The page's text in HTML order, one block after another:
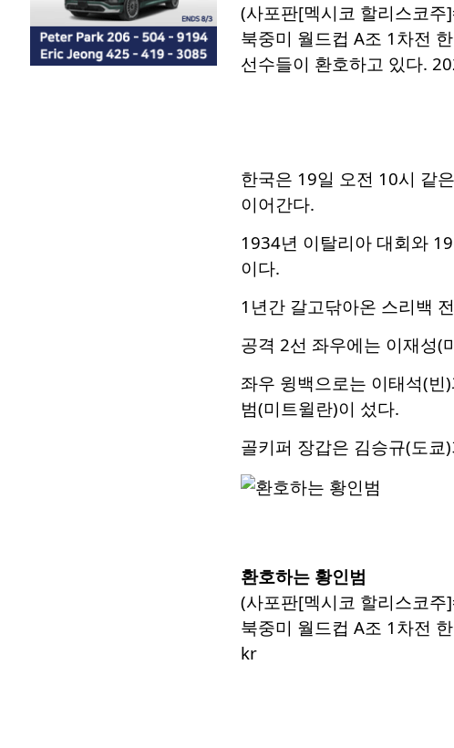
(사포판[멕시코 할리스코
북중미 월드컵 A조 1차전
선수들이 환호하고 있다.
한국은 19일 오전 10시 같
이어간다.
1934년 이탈리아 대회와
이다.
1년간 갈고닦아온 스리백
공격 2선 좌우에는 이재성(
좌우 윙백으로는 이태석(
범(미트윌란)이 섰다.
골키퍼 장갑은 김승규(도쿄
환호하는 황인범
(사포판[멕시코 할리스코
북중미 월드컵 A조 1차전
kr